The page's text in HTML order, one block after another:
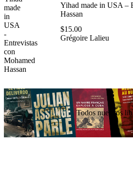
Yihad made in USA –
Hassan
$15.00
Grégoire Lalieu
Todos nuestros